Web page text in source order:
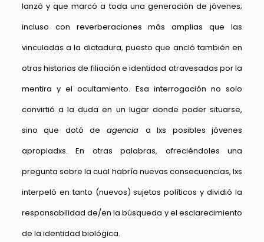
lanzó y que marcó a toda una generación de jóvenes;
incluso con reverberaciones más amplias que las
vinculadas a la dictadura, puesto que ancló también en
otras historias de filiación e identidad atravesadas por la
mentira y el ocultamiento. Esa interrogación no solo
convirtió a la duda en un lugar donde poder situarse,
sino que dotó de agencia a lxs posibles jóvenes
apropiadxs. En otras palabras, ofreciéndoles una
pregunta sobre la cual habría nuevas consecuencias, lxs
interpeló en tanto (nuevos) sujetos políticos y dividió la
responsabilidad de/en la búsqueda y el esclarecimiento
de la identidad biológica.